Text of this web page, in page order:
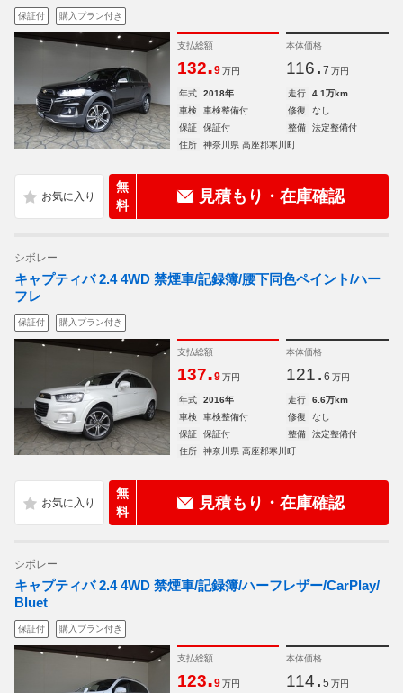
保証付 購入プラン付き
支払総額
132.9 万円
本体価格
116. 7 万円
年式 2018年 走行
4.1万km
車検
車検整備付 修復
なし
保証
保証付 整備
法定整備付
住所
神奈川県 高座郡寒川町
無
料
見積もり・在庫確認
シボレー
キャプティバ 2.4 4WD 禁煙車/記録簿/腰下同色ペイント/ハー
フレ
保証付 購入プラン付き
支払総額
137.9 万円
本体価格
121. 6 万円
年式 2016年 走行
6.6万km
車検
車検整備付 修復
なし
保証
保証付 整備
法定整備付
住所
神奈川県 高座郡寒川町
無
料
見積もり・在庫確認
シボレー
キャプティバ 2.4 4WD 禁煙車/記録簿/ハーフレザー/CarPlay/
Bluet
保証付 購入プラン付き
支払総額
123.9 万円
本体価格
114. 5 万円